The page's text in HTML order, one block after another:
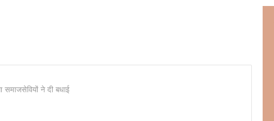
ने दी बधाई